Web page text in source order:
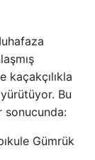
kaçakçılıkla
Bu
sonucunda:
Gümrük